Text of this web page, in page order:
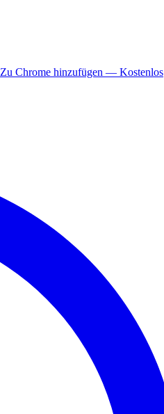
Zu Chrome hinzufügen — Kostenlos